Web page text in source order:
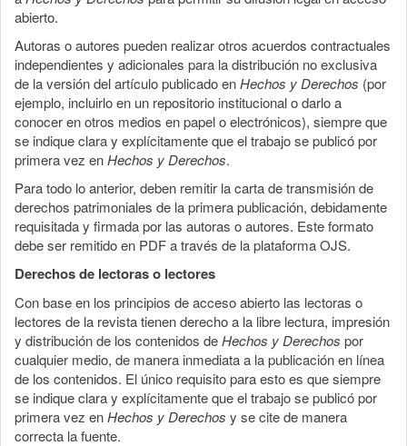
abierto.
Autoras o autores pueden realizar otros acuerdos contractuales
independientes y adicionales para la distribución no exclusiva
de la versión del artículo publicado enHechos y Derechos (por
ejemplo, incluirlo en un repositorio institucional o darlo a
conocer en otros medios en papel o electrónicos), siempre que
se indique clara y explícitamente que el trabajo se publicó por
primera vez enHechos y Derechos.
Para todo lo anterior, deben remitir la carta de transmisión de
derechos patrimoniales de la primera publicación, debidamente
requisitada y firmada por las autoras o autores. Este formato
debe ser remitido en PDF a través de la plataforma OJS.
Derechos de lectoras o lectores
Con base en los principios de acceso abierto las lectoras o
lectores de la revista tienen derecho a la libre lectura, impresión
y distribución de los contenidos deHechos y Derechos por
cualquier medio, de manera inmediata a la publicación en línea
de los contenidos. El único requisito para esto es que siempre
se indique clara y explícitamente que el trabajo se publicó por
primera vez enHechos y Derechos y se cite de manera
correcta la fuente.